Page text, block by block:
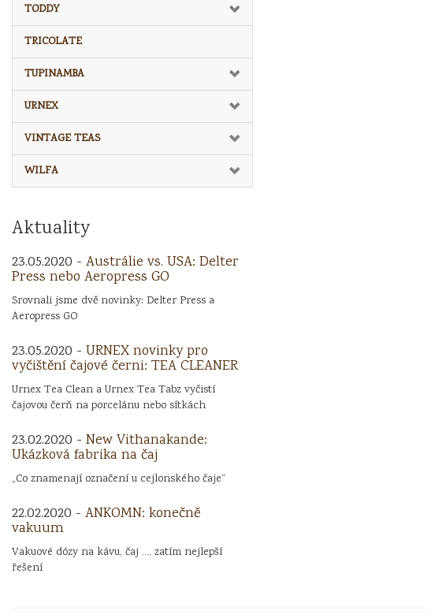
TODDY
TRICOLATE
TUPINAMBA
URNEX
VINTAGE TEAS
WILFA
Aktuality
23.05.2020 - Austrálie vs. USA: Delter
Press nebo Aeropress GO
Srovnali jsme dvě novinky: Delter Press a
Aeropress GO
23.05.2020 - URNEX novinky pro
vyčištění čajové černi: TEA CLEANER
Urnex Tea Clean a Urnex Tea Tabz vyčistí
čajovou čerň na porcelánu nebo sítkách
23.02.2020 - New Vithanakande:
Ukázková fabrika na čaj
„Co znamenají označení u cejlonského čaje“
22.02.2020 - ANKOMN: konečně
vakuum
Vakuové dózy na kávu, čaj ..., zatím nejlepší
řešení